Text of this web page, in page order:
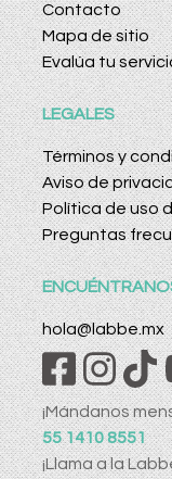
Contacto
Mapa de sitio
Evalúa tu
LEGALES
Términos y
Aviso de
Política de uso
Preguntas
hola@labbe.mx
¡Mándanos
55 1410 8551
¡Llama a la